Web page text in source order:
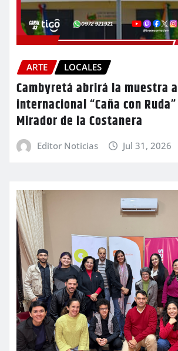
ARTE LOCALES
Cambyretá abrirá la muestra
internacional “Caña con
Mirador de la Costanera
Editor Noticias Jul 31, 2026